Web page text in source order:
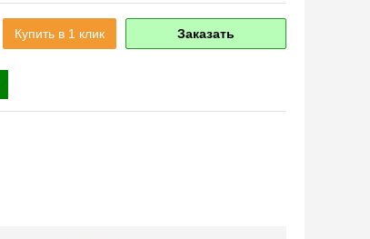
Купить в 1 клик Заказать